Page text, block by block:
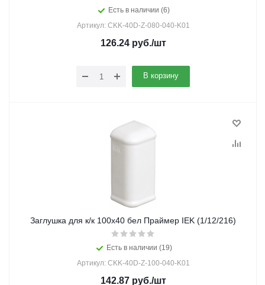
Есть в наличии (6)
Артикул: CKK-40D-Z-080-040-K01
126.24руб./шт
В корзину
Заглушка для к/к 100х40 бел Праймер IEK (1/12/216)
Есть в наличии (19)
Артикул: CKK-40D-Z-100-040-K01
142.87руб./шт